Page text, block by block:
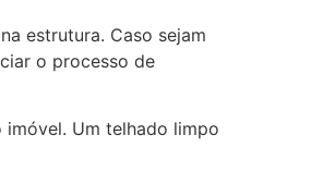
estrutura. Caso sejam
o processo de
Um telhado limpo